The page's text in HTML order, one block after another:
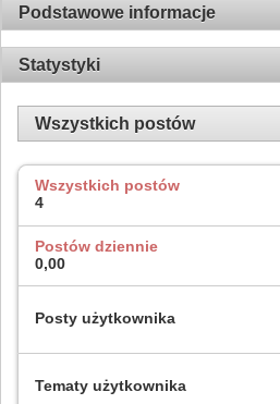
Podstawowe informacje
Statystyki
Wszystkich postów
Wszystkich postów
4
Postów dziennie
0,00
Posty użytkownika
Tematy użytkownika